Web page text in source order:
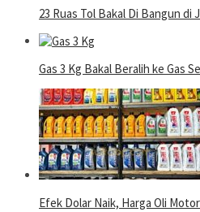
23 Ruas Tol Bakal Di Bangun di
Gas 3 Kg Bakal Beralih ke Gas
Efek Dolar Naik, Harga Oli